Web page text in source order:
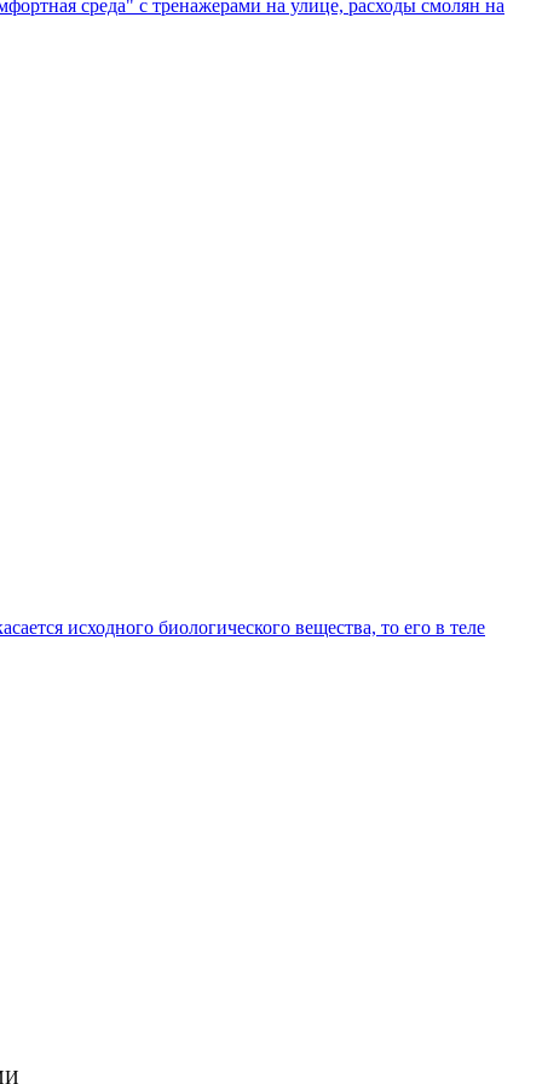
среда" с тренажерами на улице, расходы смолян на
исходного биологического вещества, то его в теле